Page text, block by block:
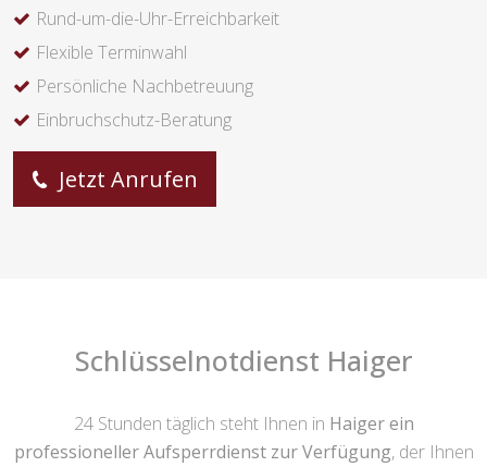
Rund-um-die-Uhr-Erreichbarkeit
Flexible Terminwahl
Persönliche Nachbetreuung
Einbruchschutz-Beratung
Jetzt Anrufen
Schlüsselnotdienst Haiger
24 Stunden täglich steht Ihnen in Haiger ein
professioneller Aufsperrdienst zur Verfügung, der Ihnen